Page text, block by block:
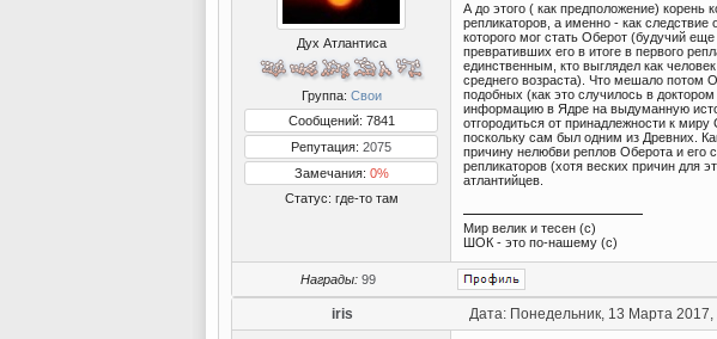
Дух Атлантиса
Группа: Свои
Сообщений: 7841
Репутация: 2075
Замечания: 0%
Статус: где-то там
А до этого ( как предположение)
репликаторов, а именно - как
которого мог стать Оберот (будучий
превративших его в итоге в первого
единственным, кто выглядел как
среднего возраста). Что мешало потом
подобных (как это случилось в
информацию в Ядре на выдуманную
отгородиться от принадлежности к
поскольку сам был одним из Древних.
причину нелюбви реплов Оберота и его
репликаторов (хотя веских причин для
атлантийцев.
Мир велик и тесен (с)
ШОК - это по-нашему (с)
Награды: 99
iris Дата: Понедельник, 13 Марта